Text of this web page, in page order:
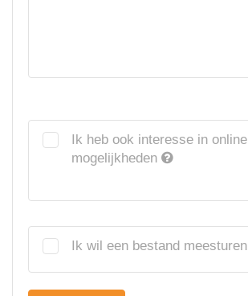
Ik heb ook interesse in online
mogelijkheden
Ik wil een bestand meesturen